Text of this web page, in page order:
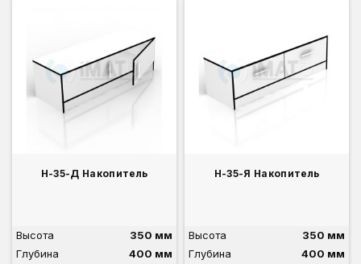
Н-35-Д Накопитель
Высота
350 мм
Глубина
400 мм
Н-35-Я Накопитель
Высота
350 мм
Глубина
400 мм